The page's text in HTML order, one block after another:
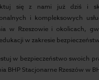
się z nami już dziś i
i kompleksowych
w Rzeszowie i okolicach,
w zakresie
w bezpieczeństwo swoich
BHP Stacjonarne Rzeszów w